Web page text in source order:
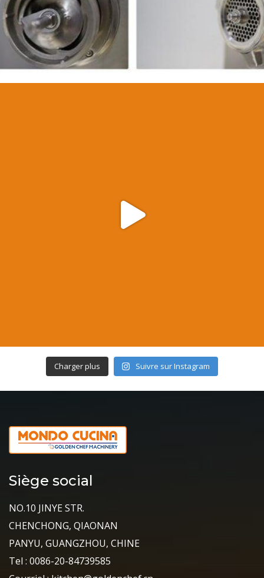
Charger plus Suivre sur Instagram
Siège social
NO.10 JINYE STR.
CHENCHONG, QIAONAN
PANYU, GUANGZHOU, CHINE
Tel : 0086-20-84739585